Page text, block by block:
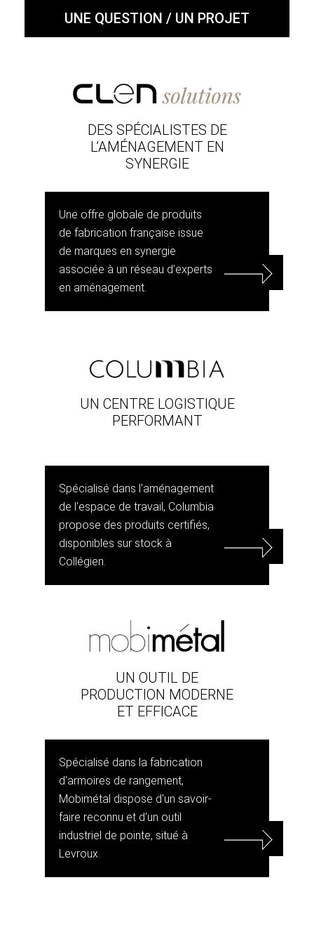
UNE QUESTION / UN PROJET
DES SPÉCIALISTES DE
L’AMÉNAGEMENT EN
SYNERGIE
Une offre globale de produits
de fabrication française issue
de marques en synergie
associée à un réseau d’experts
en aménagement.
UN CENTRE LOGISTIQUE
PERFORMANT
Spécialisé dans l'aménagement
de l'espace de travail, Columbia
propose des produits certifiés,
disponibles sur stock à
Collégien.
UN OUTIL DE
PRODUCTION MODERNE
ET EFFICACE
Spécialisé dans la fabrication
d'armoires de rangement,
Mobimétal dispose d'un savoir-
faire reconnu et d'un outil
industriel de pointe, situé à
Levroux.